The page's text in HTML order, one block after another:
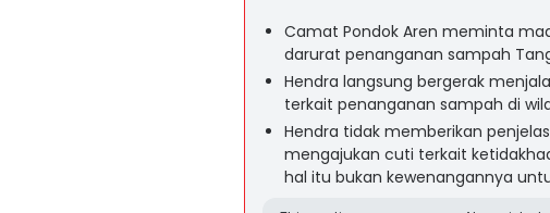
Camat Pondok Aren meminta
darurat penanganan sampah
Hendra langsung bergerak
terkait penanganan sampah di
Hendra tidak memberikan
mengajukan cuti terkait
hal itu bukan kewenangannya